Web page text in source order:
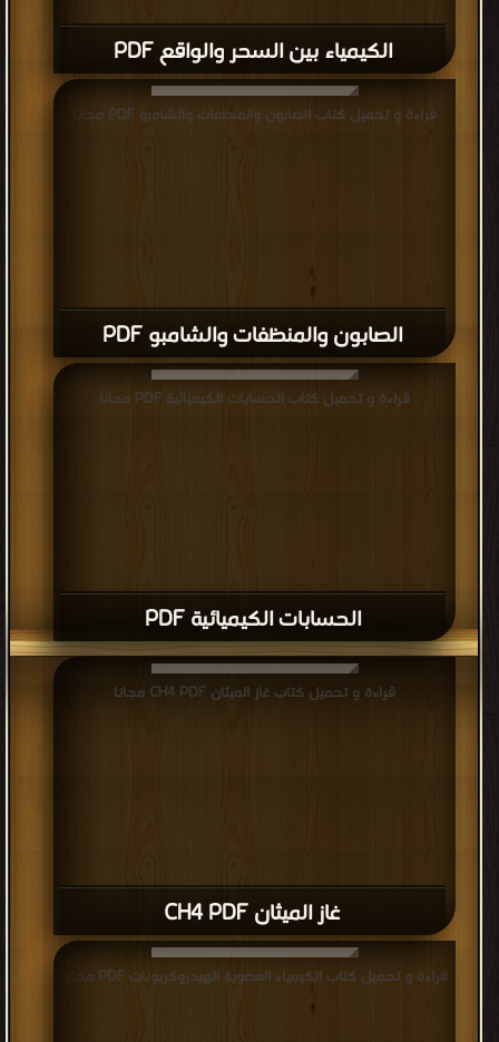
الكيمياء بين السحر والواقع PDF
الصابون والمنظفات والشامبو PDF
قراءة و تحميل كتاب الصابون والمنظفات والشامبو PDF مجانا
الحسابات الكيميائية PDF
قراءة و تحميل كتاب الحسابات الكيميائية PDF مجانا
غاز الميثان CH4 PDF
قراءة و تحميل كتاب غاز الميثان CH4 PDF مجانا
قراءة و تحميل كتاب الكيمياء العضوية الهيدروكربونات PDF مجانا